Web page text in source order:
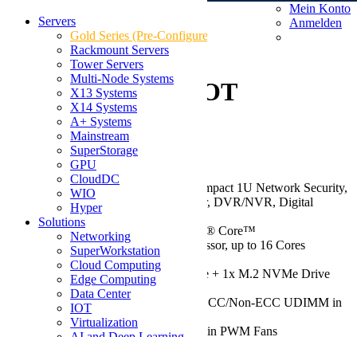
Mein Konto
Anmelden
Servers
Gold Series (Pre-Configured)
Rackmount Servers
Tower Servers
Multi-Node Systems
X13 Systems
X14 Systems
A+ Systems
Mainstream
SuperStorage
GPU
CloudDC
WIO
Hyper
Solutions
Networking
SuperWorkstation
Cloud Computing
Edge Computing
Data Center
IOT
Virtualization
Supermicro SYS-
111AD-HN2 1U
Rackmount X13 IOT
SuperServer
Be the first to review this product
Key Features/Applications:
Compact 1U Network Security,
Video Surveillance, Office Server, DVR/NVR, Digital
Signage, POS
CPU:Single 12th/13th Gen Intel® Core™
i9/i7/i5/i3/Pentium/Celeron Processor, up to 16 Cores
Chassis:1U
Drive:Up to 2x 2.5" SATA/PCIe + 1x M.2 NVMe Drive
RAM:Up to 128GB of DDR5 ECC/Non-ECC UDIMM in
4 DIMM Slots
Cooling:Up to 4x 40x28mm 4-Pin PWM Fans